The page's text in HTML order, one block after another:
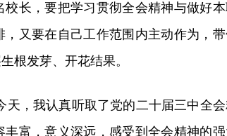
长，要把学习贯彻全会精神与做好
又要在自己工作范围内主动作为，
根发芽、开花结果。
，我认真听取了党的二十届三中全
富，意义深远，感受到全会精神的